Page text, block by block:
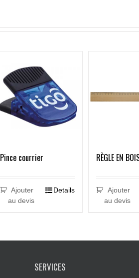
Pince courrier
Ajouter
au devis
Details
RÈGLE EN
Ajouter
au devis
SERVICES